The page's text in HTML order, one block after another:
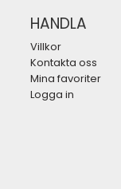
HANDLA
Villkor
Kontakta oss
Mina favoriter
Logga in